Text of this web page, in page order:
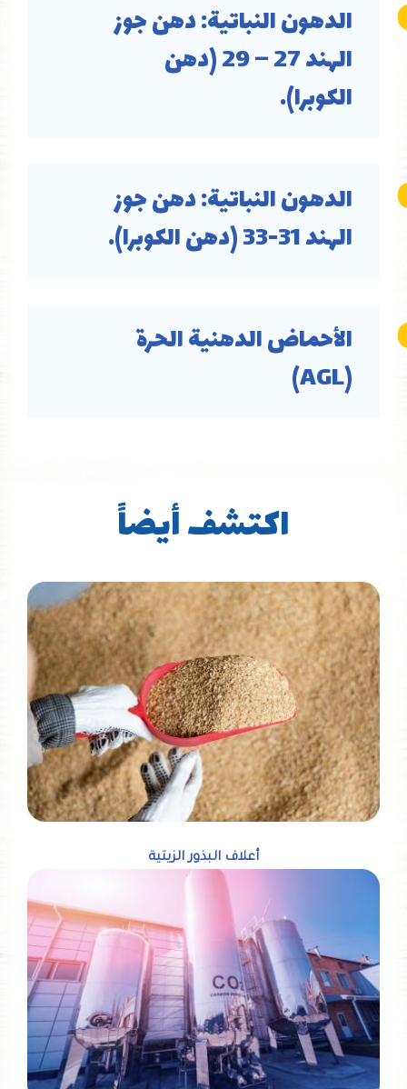
الدهون النباتية: دهن جوز
الهند 27 – 29 (دهن
الكوبرا).
الدهون النباتية: دهن جوز
الهند 31-33 (دهن الكوبرا).
الأحماض الدهنية الحرة
(AGL)
اكتشف أيضاً
أعلاف البذور الزيتية